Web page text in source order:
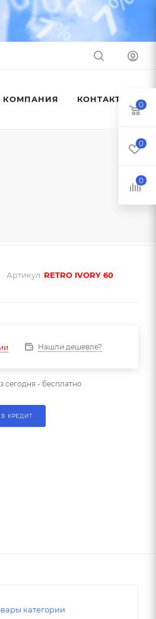
КОМПАНИЯ КОНТАКТЫ
Артикул: RETRO IVORY 60
Нашли дешевле?
сегодня - бесплатно
В КРЕДИТ
категории
0
0
0